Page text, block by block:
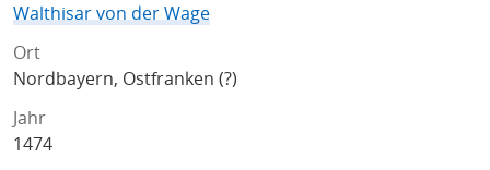
Walthisar von der Wage
Ort
Nordbayern, Ostfranken (?)
Jahr
1474